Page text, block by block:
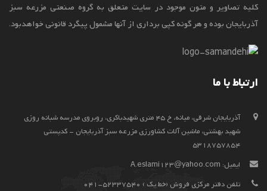
کلیه تصاویر و متون موجود در سایت متعلق به گروه صنعتی مزرعه سبز
آذربایجان بوده و هر گونه کپی برداری از آنها مشمول پیگرد قانونی خواهدبود.
ارتباط با ما
آذربايجان شرقي، ميانه، خ 45 متری شهیدباکری، روبروی مدرسه شبانه روزی
شهید بهشتی، ماشین آلات کشاورزی مزرعه سبز آذربایجان - کدپستی
5318757854
ایمیل: A.eslami123@yahoo.com
تلفن دفتر مرکزی فروش (خط یک ) 52337540-041